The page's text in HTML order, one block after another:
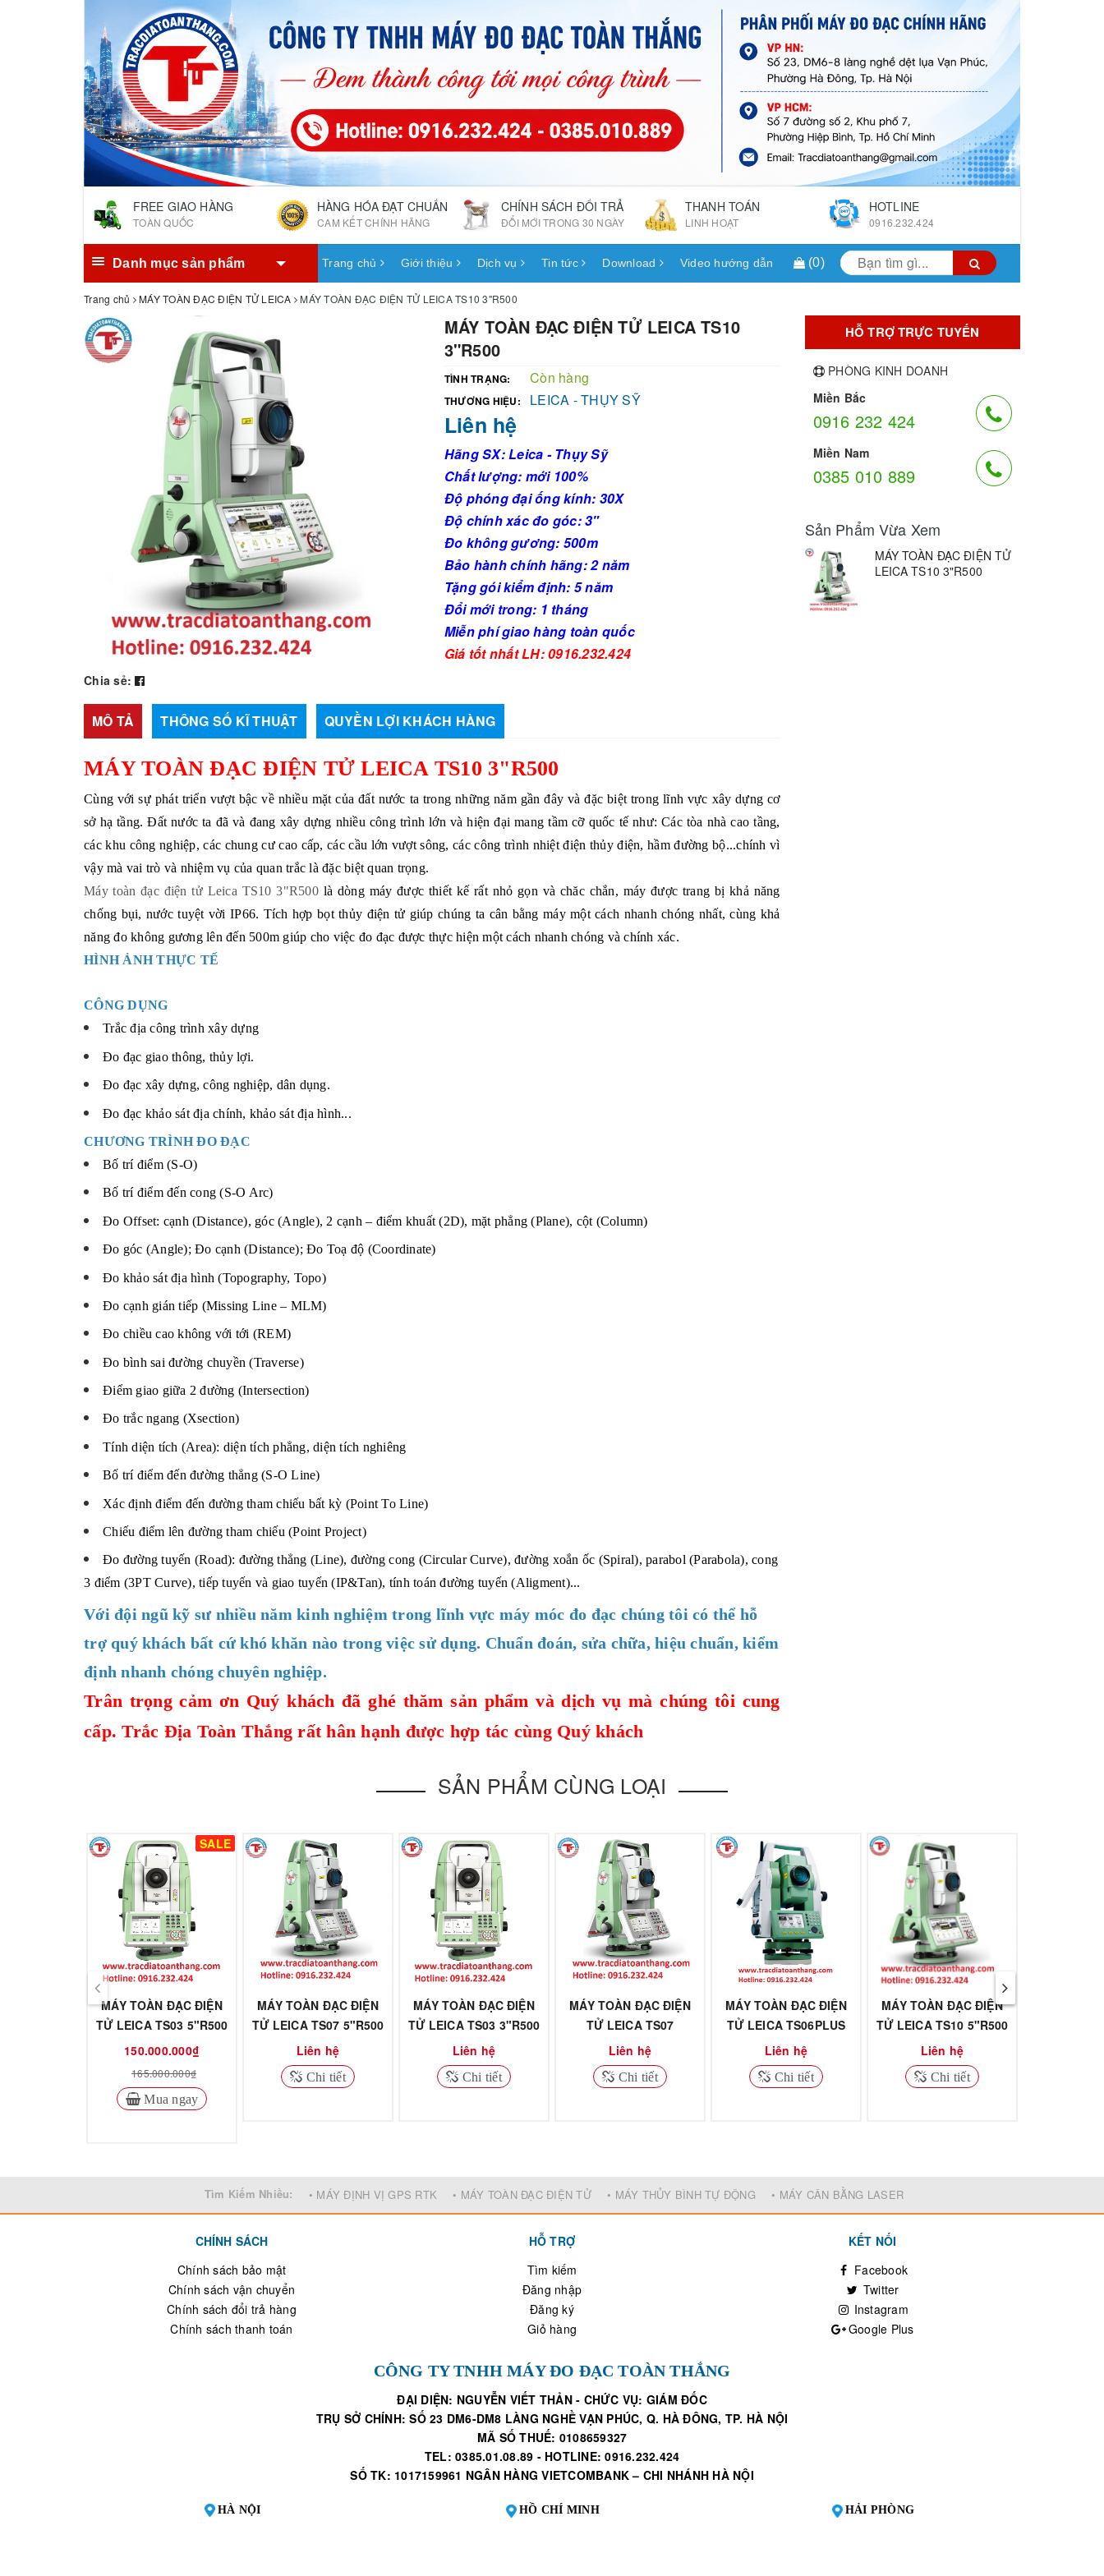
FREE GIAO HÀNG
TOÀN QUỐC
HÀNG HÓA ĐẠT CHUẨN
CAM KẾT CHÍNH HÃNG
CHÍNH SÁCH ĐỔI TRẢ
ĐỔI MỚI TRONG 30 NGÀY
THANH TOÁN
LINH HOẠT
HOTLINE
0916.232.424
Danh mục sản phẩm Trang chủ Giới thiệu Dịch vụ Tin tức Download Video hướng dẫn (0)
Trang chủ MÁY TOÀN ĐẠC ĐIỆN TỬ LEICA MÁY TOÀN ĐẠC ĐIỆN TỬ LEICA TS10 3"R500
Chia sẻ:
MÁY TOÀN ĐẠC ĐIỆN TỬ LEICA TS10
3"R500
TÌNH TRẠNG: Còn hàng
THƯƠNG HIỆU: LEICA - THỤY SỸ
Liên hệ
Hãng SX: Leica - Thụy Sỹ
Chất lượng: mới 100%
Độ phóng đại ống kính: 30X
Độ chính xác đo góc: 3"
Đo không gương: 500m
Bảo hành chính hãng: 2 năm
Tặng gói kiểm định: 5 năm
Đổi mới trong: 1 tháng
Miễn phí giao hàng toàn quốc
Giá tốt nhất LH: 0916.232.424
MÔ TẢ THÔNG SỐ KĨ THUẬT QUYỀN LỢI KHÁCH HÀNG
MÁY TOÀN ĐẠC ĐIỆN TỬ LEICA TS10 3"R500
Cùng với sự phát triển vượt bậc về nhiều mặt của đất nước ta trong những năm gần đây và đặc biệt trong lĩnh vực xây dựng cơ
sở hạ tầng. Đất nước ta đã và đang xây dựng nhiều công trình lớn và hiện đại mang tầm cỡ quốc tế như: Các tòa nhà cao tầng,
các khu công nghiệp, các chung cư cao cấp, các cầu lớn vượt sông, các công trình nhiệt điện thủy điện, hầm đường bộ...chính vì
vậy mà vai trò và nhiệm vụ của quan trắc là đặc biệt quan trọng.
Máy toàn đạc điện tử Leica TS10 3"R500là dòng máy được thiết kế rất nhỏ gọn và chăc chắn, máy được trang bị khả năng
chống bụi, nước tuyệt vời IP66. Tích hợp bọt thủy điện tử giúp chúng ta cân bằng máy một cách nhanh chóng nhất, cùng khả
năng đo không gương lên đến 500m giúp cho việc đo đạc được thực hiện một cách nhanh chóng và chính xác.
HÌNH ẢNH THỰC TẾ
CÔNG DỤNG
Trắc địa công trình xây dựng
Đo đạc giao thông, thủy lợi.
Đo đạc xây dựng, công nghiệp, dân dụng.
Đo đạc khảo sát địa chính, khảo sát địa hình...
CHƯƠNG TRÌNH ĐO ĐẠC
Bố trí điểm (S-O)
Bố trí điểm đến cong (S-O Arc)
Đo Offset: cạnh (Distance), góc (Angle), 2 cạnh – điểm khuất (2D), mặt phẳng (Plane), cột (Column)
Đo góc (Angle); Đo cạnh (Distance); Đo Toạ độ (Coordinate)
Đo khảo sát địa hình (Topography, Topo)
Đo cạnh gián tiếp (Missing Line – MLM)
Đo chiều cao không với tới (REM)
Đo bình sai đường chuyền (Traverse)
Điểm giao giữa 2 đường (Intersection)
Đo trắc ngang (Xsection)
Tính diện tích (Area): diện tích phẳng, diện tích nghiêng
Bố trí điểm đến đường thẳng (S-O Line)
Xác định điểm đến đường tham chiếu bất kỳ (Point To Line)
Chiếu điểm lên đường tham chiếu (Point Project)
Đo đường tuyến (Road): đường thẳng (Line), đường cong (Circular Curve), đường xoắn ốc (Spiral), parabol (Parabola), cong
3 điểm (3PT Curve), tiếp tuyến và giao tuyến (IP&Tan), tính toán đường tuyến (Aligment)...
Với đội ngũ kỹ sư nhiều năm kinh nghiệm trong lĩnh vực máy móc đo đạc chúng tôi có thể hỗ
trợ quý khách bất cứ khó khăn nào trong việc sử dụng. Chuẩn đoán, sửa chữa, hiệu chuẩn, kiểm
định nhanh chóng chuyên nghiệp.
Trân trọng cảm ơn Quý khách đã ghé thăm sản phẩm và dịch vụ mà chúng tôi cung
cấp.Trắc Địa Toàn Thắng rất hân hạnh được hợp tác cùng Quý khách
HỖ TRỢ TRỰC TUYẾN
PHÒNG KINH DOANH
Miền Bắc
0916 232 424
Miền Nam
0385 010 889
Sản Phẩm Vừa Xem
MÁY TOÀN ĐẠC ĐIỆN TỬ
LEICA TS10 3"R500
SẢN PHẨM CÙNG LOẠI
SALE
MÁY TOÀN ĐẠC ĐIỆN
TỬ LEICA TS03 5"R500
150.000.000₫
165.000.000₫
Mua ngay
MÁY TOÀN ĐẠC ĐIỆN
TỬ LEICA TS07 5"R500
Liên hệ
Chi tiết
MÁY TOÀN ĐẠC ĐIỆN
TỬ LEICA TS03 3"R500
Liên hệ
Chi tiết
MÁY TOÀN ĐẠC ĐIỆN
TỬ LEICA TS07
5"R1000
Liên hệ
Chi tiết
MÁY TOÀN ĐẠC ĐIỆN
TỬ LEICA TS06PLUS
5"R500
Liên hệ
Chi tiết
MÁY TOÀN ĐẠC ĐIỆN
TỬ LEICA TS10 5"R500
Liên hệ
Chi tiết
Tìm Kiếm Nhiều: • MÁY ĐỊNH VỊ GPS RTK • MÁY TOÀN ĐẠC ĐIỆN TỬ • MÁY THỦY BÌNH TỰ ĐỘNG • MÁY CÂN BẰNG LASER
CHÍNH SÁCH
Chính sách bảo mật
Chính sách vận chuyển
Chính sách đổi trả hàng
Chính sách thanh toán
HỖ TRỢ
Tìm kiếm
Đăng nhập
Đăng ký
Giỏ hàng
KẾT NỐI
Facebook
Twitter
Instagram
Google Plus
CÔNG TY TNHH MÁY ĐO ĐẠC TOÀN THẮNG
ĐẠI DIỆN: NGUYỄN VIẾT THẢN - CHỨC VỤ: GIÁM ĐỐC
TRỤ SỞ CHÍNH: SỐ 23 DM6-DM8 LÀNG NGHỀ VẠN PHÚC, Q. HÀ ĐÔNG, TP. HÀ NỘI
MÃ SỐ THUẾ: 0108659327
TEL: 0385.01.08.89 - HOTLINE: 0916.232.424
SỐ TK: 1017159961 NGÂN HÀNG VIETCOMBANK – CHI NHÁNH HÀ NỘI
HÀ NỘI HỒ CHÍ MINH HẢI PHÒNG